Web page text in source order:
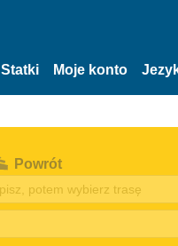
Statki Moje konto
Powrót